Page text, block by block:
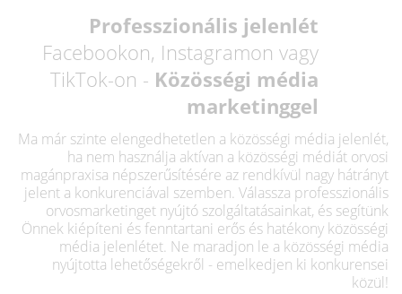
Professzionális jelenlét
Facebookon, Instagramon vagy
TikTok-on - Közösségi média
marketinggel
Ma már szinte elengedhetetlen a közösségi média jelenlét,
ha nem használja aktívan a közösségi médiát orvosi
magánpraxisa népszerűsítésére az rendkívül nagy hátrányt
jelent a konkurenciával szemben. Válassza professzionális
orvosmarketinget nyújtó szolgáltatásainkat, és segítünk
Önnek kiépíteni és fenntartani erős és hatékony közösségi
média jelenlétet. Ne maradjon le a közösségi média
nyújtotta lehetőségekről - emelkedjen ki konkurensei
közül!